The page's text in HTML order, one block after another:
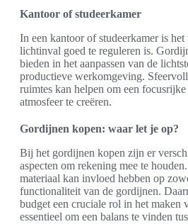
Kantoor of studeerkamer
In een kantoor of studeerkamer is het
lichtinval goed te reguleren is.
bieden in het aanpassen van de
productieve werkomgeving.
ruimtes kan helpen om een focusrijke
atmosfeer te creëren.
Gordijnen kopen: waar let je op?
Bij het gordijnen kopen zijn er
aspecten om rekening mee te
materiaal kan invloed hebben op
functionaliteit van de gordijnen.
budget een cruciale rol in het maken
essentieel om een balans te vinden